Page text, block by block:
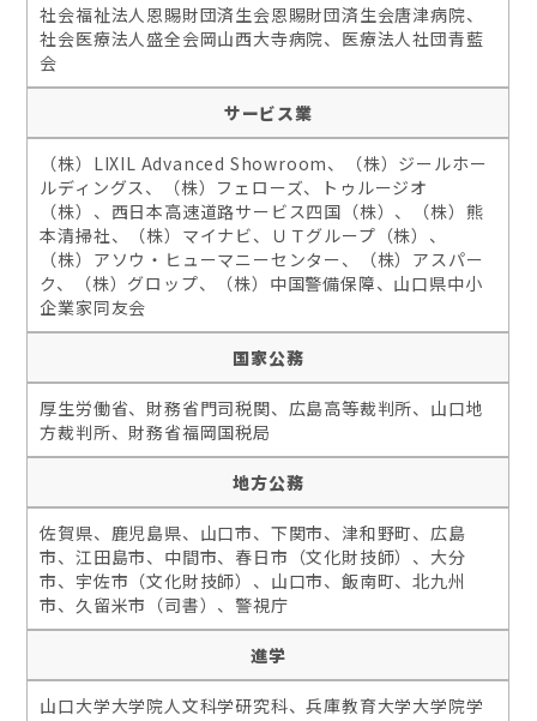
社会福祉法人恩賜財団済生会恩賜財団済生会唐津病院、
社会医療法人盛全会岡山西大寺病院、医療法人社団青藍
会
サービス業
（株）LIXIL Advanced Showroom、（株）ジールホー
ルディングス、（株）フェローズ、トゥルージオ
（株）、西日本高速道路サービス四国（株）、（株）熊
本清掃社、（株）マイナビ、ＵＴグループ（株）、
（株）アソウ・ヒューマニーセンター、（株）アスパー
ク、（株）グロップ、（株）中国警備保障、山口県中小
企業家同友会
国家公務
厚生労働省、財務省門司税関、広島高等裁判所、山口地
方裁判所、財務省福岡国税局
地方公務
佐賀県、鹿児島県、山口市、下関市、津和野町、広島
市、江田島市、中間市、春日市（文化財技師）、大分
市、宇佐市（文化財技師）、山口市、飯南町、北九州
市、久留米市（司書）、警視庁
進学
山口大学大学院人文科学研究科、兵庫教育大学大学院学